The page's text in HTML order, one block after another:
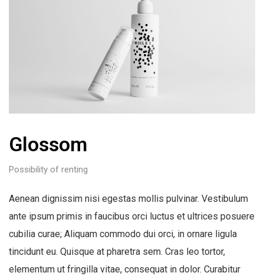
Glossom
Possibility of renting
Aenean dignissim nisi egestas mollis pulvinar. Vestibulum
ante ipsum primis in faucibus orci luctus et ultrices posuere
cubilia curae; Aliquam commodo dui orci, in ornare ligula
tincidunt eu. Quisque at pharetra sem. Cras leo tortor,
elementum ut fringilla vitae, consequat in dolor. Curabitur